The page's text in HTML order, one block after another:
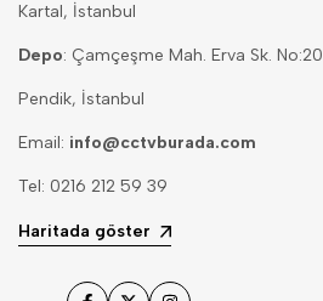
Kartal, İstanbul
Depo: Çamçeşme Mah. Erva Sk. No:20
Pendik, İstanbul
Email: info@cctvburada.com
Tel: 0216 212 59 39
Haritada göster